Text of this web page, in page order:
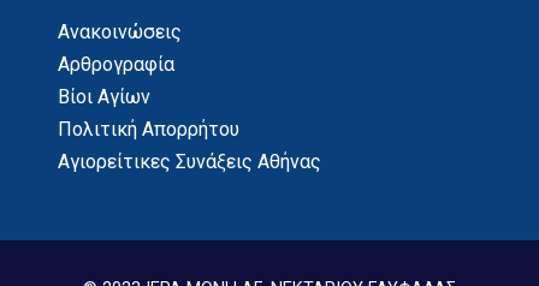
Ανακοινώσεις
Αρθρογραφία
Βίοι Αγίων
Πολιτική Απορρήτου
Αγιορείτικες Συνάξεις Αθήνας